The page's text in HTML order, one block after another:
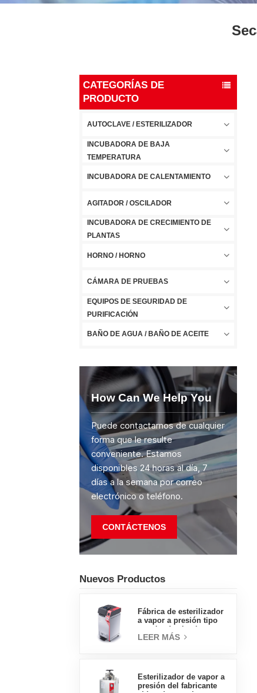
CATEGORÍAS DE
PRODUCTO
AUTOCLAVE / ESTERILIZADOR
INCUBADORA DE BAJA
TEMPERATURA
INCUBADORA DE CALENTAMIENTO
AGITADOR / OSCILADOR
INCUBADORA DE CRECIMIENTO DE
PLANTAS
HORNO / HORNO
CÁMARA DE PRUEBAS
EQUIPOS DE SEGURIDAD DE
PURIFICACIÓN
BAÑO DE AGUA / BAÑO DE ACEITE
How Can We Help You
Puede contactarnos de cualquier
forma que le resulte
conveniente. Estamos
disponibles 24 horas al día, 7
días a la semana por correo
electrónico o teléfono.
CONTÁCTENOS
Nuevos Productos
Fábrica de esterilizador
a vapor a presión tipo
pedal tipo insignia de
LEER MÁS
Esterilizador de vapor a
presión del fabricante